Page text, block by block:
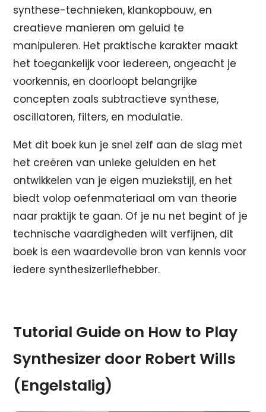
synthese-technieken, klankopbouw, en
creatieve manieren om geluid te
manipuleren. Het praktische karakter maakt
het toegankelijk voor iedereen, ongeacht je
voorkennis, en doorloopt belangrijke
concepten zoals subtractieve synthese,
oscillatoren, filters, en modulatie.
Met dit boek kun je snel zelf aan de slag met
het creëren van unieke geluiden en het
ontwikkelen van je eigen muziekstijl, en het
biedt volop oefenmateriaal om van theorie
naar praktijk te gaan. Of je nu net begint of je
technische vaardigheden wilt verfijnen, dit
boek is een waardevolle bron van kennis voor
iedere synthesizerliefhebber.
Tutorial Guide on How to Play
Synthesizer door Robert Wills
(Engelstalig)